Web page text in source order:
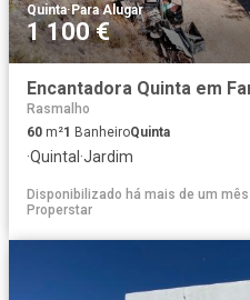
Quinta·Para Alugar
1 100 €
Rasmalho
60 m²1 BanheiroQuinta
·Quintal ·Jardim
Disponibilizado há mais de um mês
Properstar